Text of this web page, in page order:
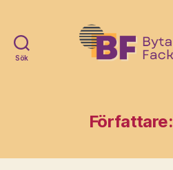
Sök
Författare: